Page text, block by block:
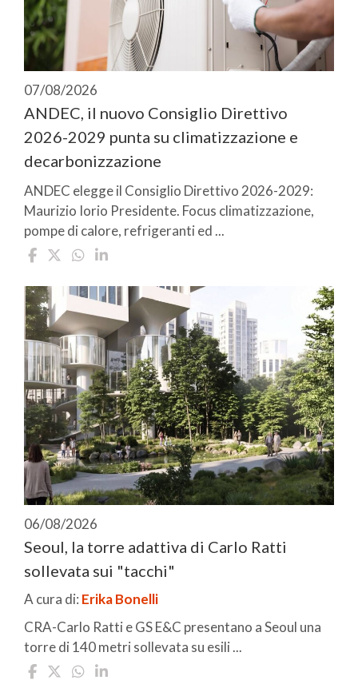
07/08/2026
ANDEC, il nuovo Consiglio Direttivo
2026-2029 punta su climatizzazione e
decarbonizzazione
ANDEC elegge il Consiglio Direttivo 2026-2029:
Maurizio Iorio Presidente. Focus climatizzazione,
pompe di calore, refrigeranti ed ...
06/08/2026
Seoul, la torre adattiva di Carlo Ratti
sollevata sui "tacchi"
A cura di: Erika Bonelli
CRA-Carlo Ratti e GS E&C presentano a Seoul una
torre di 140 metri sollevata su esili ...